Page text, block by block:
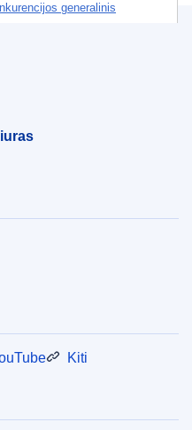
generalinis
visus šios serijos numerius
biuras
Kiti